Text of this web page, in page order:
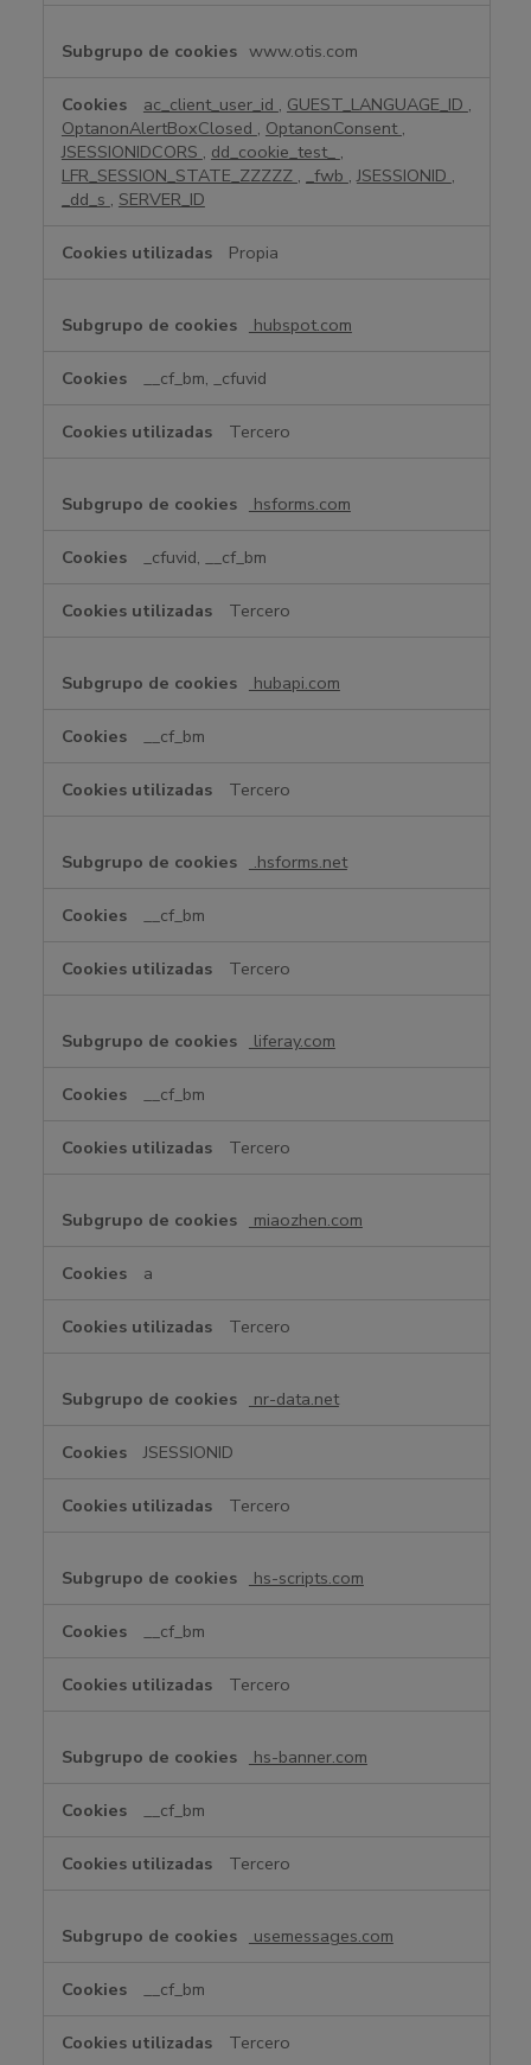
www.otis.com
ac_client_user_id , GUEST_LANGUAGE_ID ,
OptanonAlertBoxClosed , OptanonConsent ,
JSESSIONIDCORS , dd_cookie_test_ ,
LFR_SESSION_STATE_ZZZZZ , _fwb ,JSESSIONID ,
_dd_s , SERVER_ID
Propia
hubspot.com
__cf_bm, _cfuvid
Tercero
hsforms.com
_cfuvid, __cf_bm
Tercero
hubapi.com
__cf_bm
Tercero
.hsforms.net
__cf_bm
Tercero
liferay.com
__cf_bm
Tercero
miaozhen.com
a
Tercero
nr-data.net
JSESSIONID
Tercero
hs-scripts.com
__cf_bm
Tercero
hs-banner.com
__cf_bm
Tercero
usemessages.com
__cf_bm
Tercero